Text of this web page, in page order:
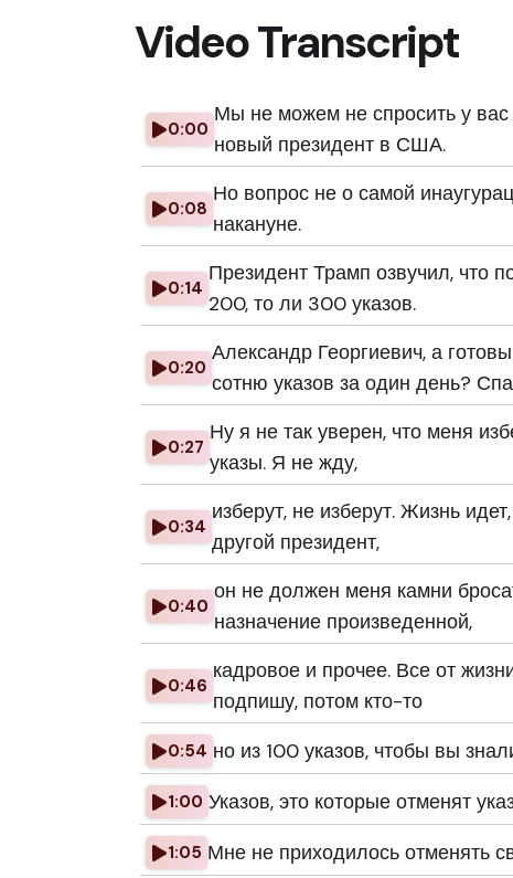
Video Transcript
0:00
Мы не можем не спросить у
новый президент в США.
0:08
Но вопрос не о самой
накануне.
0:14
Президент Трамп озвучил, что
200, то ли 300 указов.
0:20
Александр Георгиевич, а
сотню указов за один день?
0:27
Ну я не так уверен, что меня
указы. Я не жду,
0:34
изберут, не изберут. Жизнь
другой президент,
0:40
он не должен меня камни
назначение произведенной,
0:46
кадровое и прочее. Все от
подпишу, потом кто-то
0:54 но из 100 указов, чтобы вы
1:00 Указов, это которые отменят
1:05 Мне не приходилось отменять